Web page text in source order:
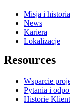
Misja i
News
Kariera
Lokalizacje
Resources
Wsparcie
Pytania i
Historie